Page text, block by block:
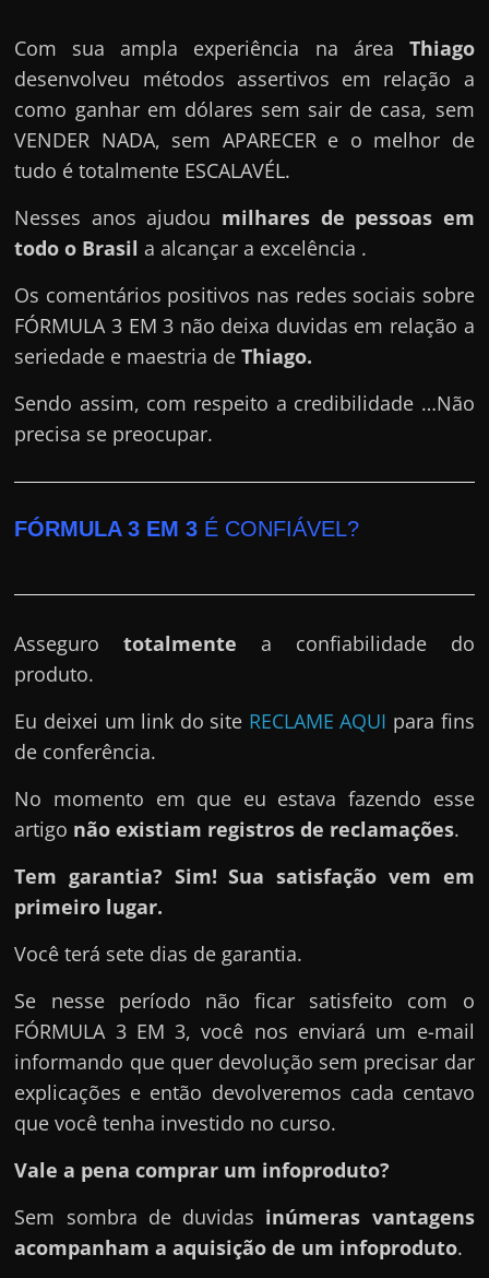
Com sua ampla experiência na área Thiago
desenvolveu métodos assertivos em relação a
como ganhar em dólares sem sair de casa, sem
VENDER NADA, sem APARECER e o melhor de
tudo é totalmente ESCALAVÉL.
Nesses anos ajudou milhares de pessoas em
todo o Brasil a alcançar a excelência .
Os comentários positivos nas redes sociais sobre
FÓRMULA 3 EM 3 não deixa duvidas em relação a
seriedade e maestria deThiago.
Sendo assim, com respeito a credibilidade …Não
precisa se preocupar.
FÓRMULA 3 EM 3 É CONFIÁVEL?
Assegurototalmente a confiabilidade do
produto.
Eu deixei um link do site RECLAME AQUI para fins
de conferência.
No momento em que eu estava fazendo esse
artigo não existiam registros de reclamações.
Tem garantia? Sim! Sua satisfação vem em
primeiro lugar.
Você terá sete dias de garantia.
Se nesse período não ficar satisfeito com o
FÓRMULA 3 EM 3, você nos enviará um e-mail
informando que quer devolução sem precisar dar
explicações e então devolveremos cada centavo
que você tenha investido no curso.
Vale a pena comprar um infoproduto?
Sem sombra de duvidas inúmeras vantagens
acompanham a aquisição de um infoproduto.